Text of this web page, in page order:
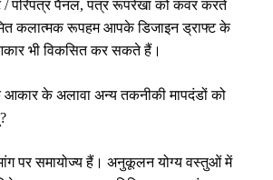
/ परिपत्र पैनल, पत्र रूपरेखा को कवर करते
कलात्मक रूपहम आपके डिजाइन ड्राफ्ट के
भी विकसित कर सकते हैं।
आकार के अलावा अन्य तकनीकी मापदंडों को
मांग पर समायोज्य हैं। अनुकूलन योग्य वस्तुओं में